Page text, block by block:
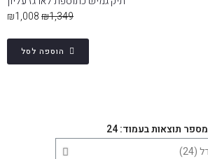
₪1,349
₪1,008
הוספה לסל
מספר תוצאות בעמוד: 24